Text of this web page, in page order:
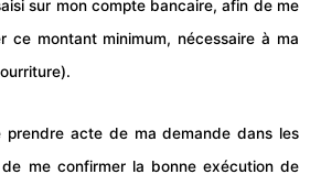
sur mon compte bancaire, afin de me
ce montant minimum, nécessaire à ma
prendre acte de ma demande dans les
me confirmer la bonne exécution de